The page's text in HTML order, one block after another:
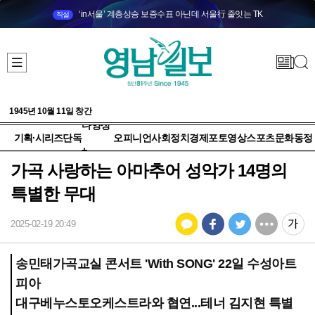
직설 ‘in서울’ 계층상승 보증수표 아닌데 서울行 줄잇는 TK
1945년 10월 11일 창간
기획·시리즈단독
다양성
+
오피니언사회정치 경제 포토영상스포츠문화동정
가곡 사랑하는 아마추어 성악가 14명의
특별한 무대
2025-02-19 20:49
송민태가곡교실 콘서트 'With SONG' 22일 수성아트
피아
대구베누스토오케스트라와 협연...테너 김지현 특별